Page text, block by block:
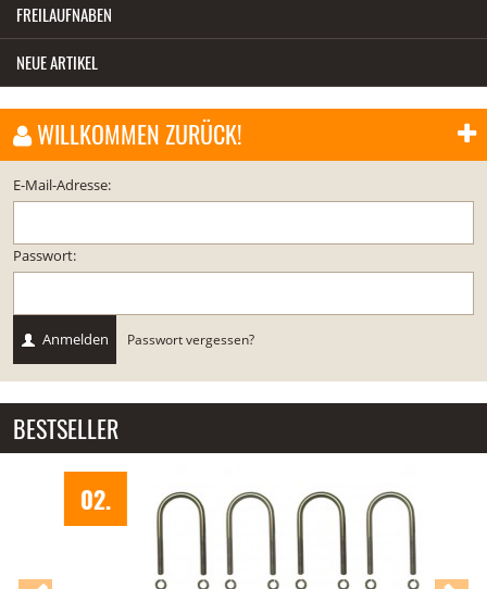
FREILAUFNABEN
NEUE ARTIKEL
WILLKOMMEN ZURÜCK!
E-Mail-Adresse:
Passwort:
Anmelden Passwort vergessen?
BESTSELLER